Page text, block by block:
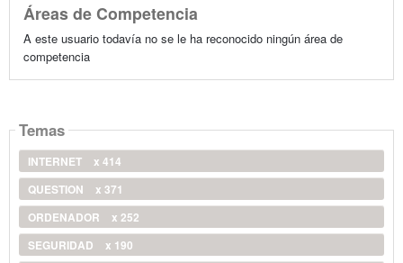
Áreas de Competencia
A este usuario todavía no se le ha reconocido ningún área de
competencia
Temas
INTERNET
x 414
QUESTION
x 371
ORDENADOR
x 252
SEGURIDAD
x 190